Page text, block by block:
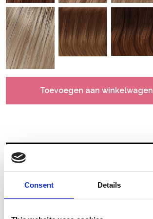
Consent Details
Toevoegen aan winkelwagen